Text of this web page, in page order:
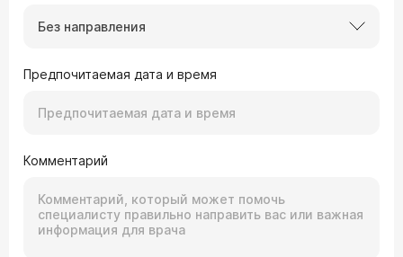
Без направления
Предпочитаемая дата и время
Комментарий